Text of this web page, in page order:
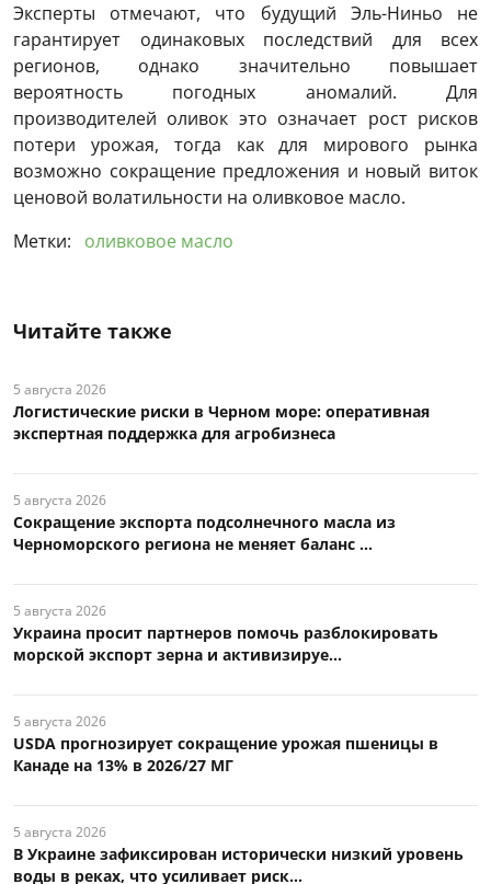
Эксперты отмечают, что будущий Эль-Ниньо не
гарантирует одинаковых последствий для всех
регионов, однако значительно повышает
вероятность погодных аномалий. Для
производителей оливок это означает рост рисков
потери урожая, тогда как для мирового рынка
возможно сокращение предложения и новый виток
ценовой волатильности на оливковое масло.
Метки:
оливковое масло
Читайте также
5 августа 2026
Логистические риски в Черном море: оперативная
экспертная поддержка для агробизнеса
5 августа 2026
Сокращение экспорта подсолнечного масла из
Черноморского региона не меняет баланс ...
5 августа 2026
Украина просит партнеров помочь разблокировать
морской экспорт зерна и активизируе...
5 августа 2026
USDA прогнозирует сокращение урожая пшеницы в
Канаде на 13% в 2026/27 МГ
5 августа 2026
В Украине зафиксирован исторически низкий уровень
воды в реках, что усиливает риск...